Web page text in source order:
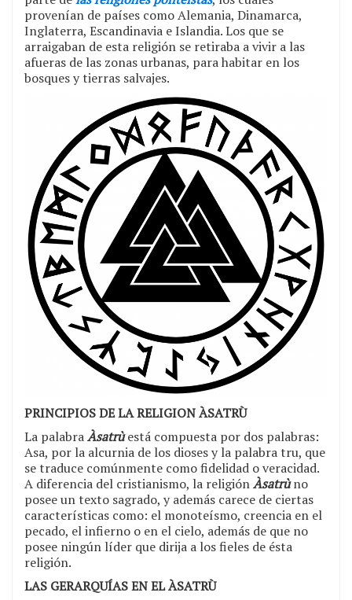
provenían de países como Alemania, Dinamarca,
Inglaterra, Escandinavia e Islandia. Los que se
arraigaban de esta religión se retiraba a vivir a las
afueras de las zonas urbanas, para habitar en los
bosques y tierras salvajes.
PRINCIPIOS DE LA RELIGION ÀSATRÙ
La palabraÀsatrùestá compuesta por dos palabras:
Asa, por la alcurnia de los dioses y la palabra tru, que
se traduce comúnmente como fidelidad o veracidad.
A diferencia del cristianismo, la religiónÀsatrùno
posee un texto sagrado, y además carece de ciertas
características como: el monoteísmo, creencia en el
pecado, el infierno o en el cielo, además de que no
posee ningún líder que dirija a los fieles de ésta
religión.
LAS GERARQUÍAS EN ELÀSATRÙ